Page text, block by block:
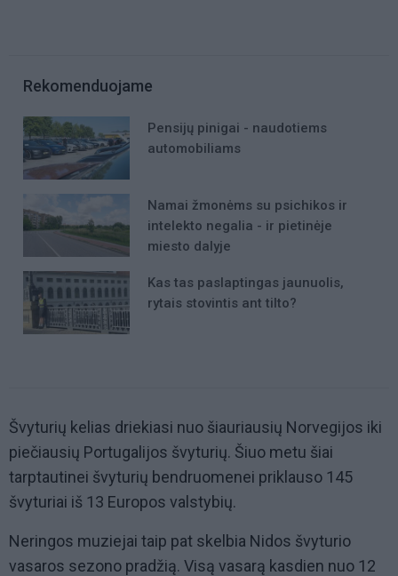
Rekomenduojame
Pensijų pinigai - naudotiems
automobiliams
Namai žmonėms su psichikos ir
intelekto negalia - ir pietinėje
miesto dalyje
Kas tas paslaptingas jaunuolis,
rytais stovintis ant tilto?
Švyturių kelias driekiasi nuo šiauriausių Norvegijos iki
piečiausių Portugalijos švyturių. Šiuo metu šiai
tarptautinei švyturių bendruomenei priklauso 145
švyturiai iš 13 Europos valstybių.
Neringos muziejai taip pat skelbia Nidos švyturio
vasaros sezono pradžią. Visą vasarą kasdien nuo 12